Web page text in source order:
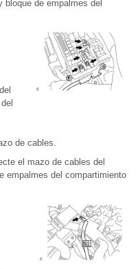
bloque de empalmes del
de cables.
el mazo de cables del
empalmes del compartimiento